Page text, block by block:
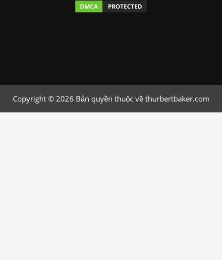
Copyright © 2026 Bản quyền thuộc về thurbertbaker.com